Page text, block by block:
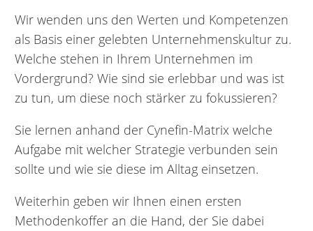
Wir wenden uns den Werten und Kompetenzen
als Basis einer gelebten Unternehmenskultur zu.
Welche stehen in Ihrem Unternehmen im
Vordergrund? Wie sind sie erlebbar und was ist
zu tun, um diese noch stärker zu fokussieren?
Sie lernen anhand der Cynefin-Matrix welche
Aufgabe mit welcher Strategie verbunden sein
sollte und wie sie diese im Alltag einsetzen.
Weiterhin geben wir Ihnen einen ersten
Methodenkoffer an die Hand, der Sie dabei